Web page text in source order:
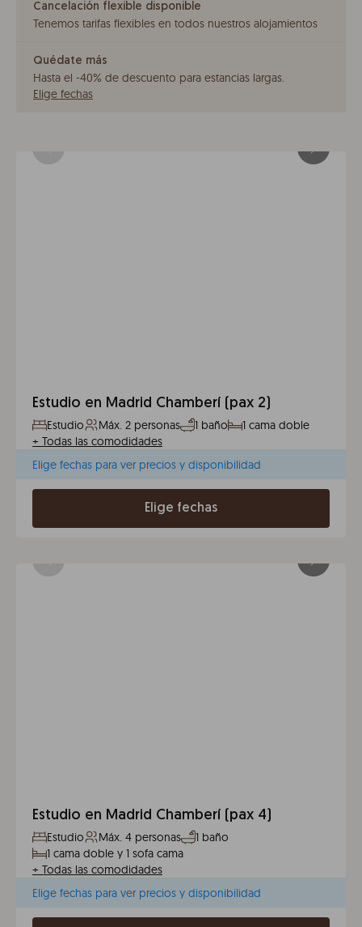
Cancelación flexible disponible
Tenemos tarifas flexibles en todos nuestros alojamientos
Quédate más
Hasta el -40% de descuento para estancias largas.
Elige fechas
Estudio en Madrid Chamberí (pax 2)
Estudio Máx. 2 personas 1 baño
1 cama doble
+ Todas las comodidades
Elige fechas para ver precios y disponibilidad
Elige fechas
Estudio en Madrid Chamberí (pax 4)
Estudio Máx. 4 personas
1 baño
1 cama doble y 1 sofa cama
+ Todas las comodidades
Elige fechas para ver precios y disponibilidad